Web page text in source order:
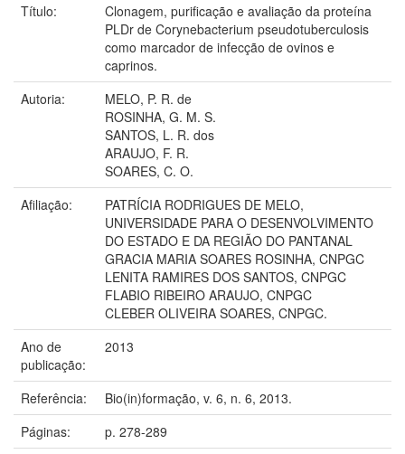
Título:
Clonagem, purificação e avaliação da proteína
PLDr de Corynebacterium pseudotuberculosis
como marcador de infecção de ovinos e
caprinos.
Autoria:
MELO, P. R. de
ROSINHA, G. M. S.
SANTOS, L. R. dos
ARAUJO, F. R.
SOARES, C. O.
Afiliação:
PATRÍCIA RODRIGUES DE MELO,
UNIVERSIDADE PARA O DESENVOLVIMENTO
DO ESTADO E DA REGIÃO DO PANTANAL
GRACIA MARIA SOARES ROSINHA, CNPGC
LENITA RAMIRES DOS SANTOS, CNPGC
FLABIO RIBEIRO ARAUJO, CNPGC
CLEBER OLIVEIRA SOARES, CNPGC.
Ano de
publicação:
2013
Referência:
Bio(in)formação, v. 6, n. 6, 2013.
Páginas:
p. 278-289